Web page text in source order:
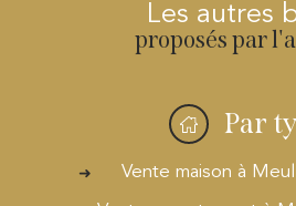
Les autres
proposés par
Par
Vente maison à